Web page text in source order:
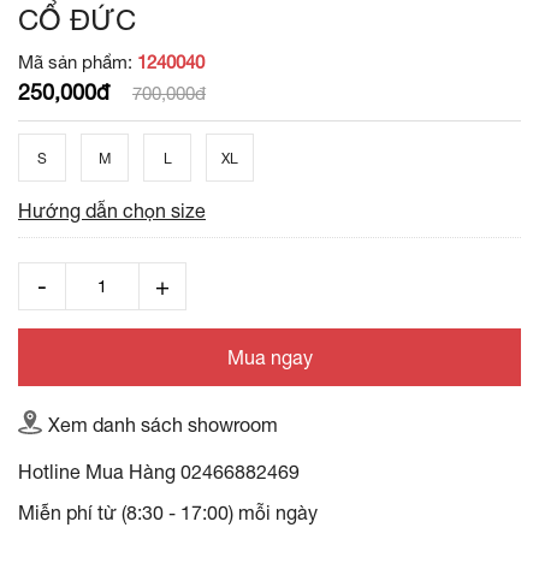
CỔ ĐỨC
Mã sản phẩm: 1240040
250,000đ 700,000đ
S M L XL
Hướng dẫn chọn size
Mua ngay
Xem danh sách showroom
Hotline Mua Hàng 02466882469
Miễn phí từ (8:30 - 17:00) mỗi ngày